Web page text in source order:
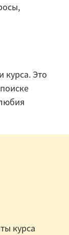
курса. Это
курса